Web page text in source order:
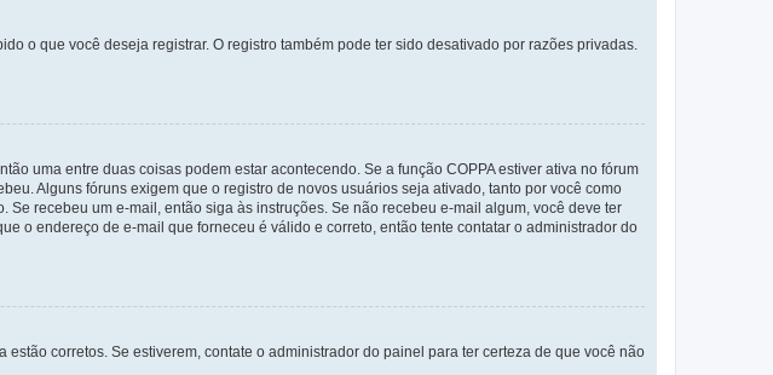
o que você deseja registrar. O registro também pode ter sido desativado por razões privadas.
uma entre duas coisas podem estar acontecendo. Se a função COPPA estiver ativa no fórum
Alguns fóruns exigem que o registro de novos usuários seja ativado, tanto por você como
recebeu um e-mail, então siga às instruções. Se não recebeu e-mail algum, você deve ter
o endereço de e-mail que forneceu é válido e correto, então tente contatar o administrador do
corretos. Se estiverem, contate o administrador do painel para ter certeza de que você não